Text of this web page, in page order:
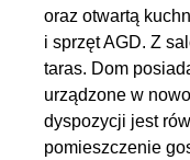
oraz otwartą
i sprzęt AGD. Z
taras. Dom
urządzone w
dyspozycji jest
pomieszczenie